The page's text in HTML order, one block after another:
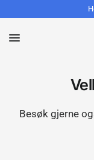
Besøk gjerne